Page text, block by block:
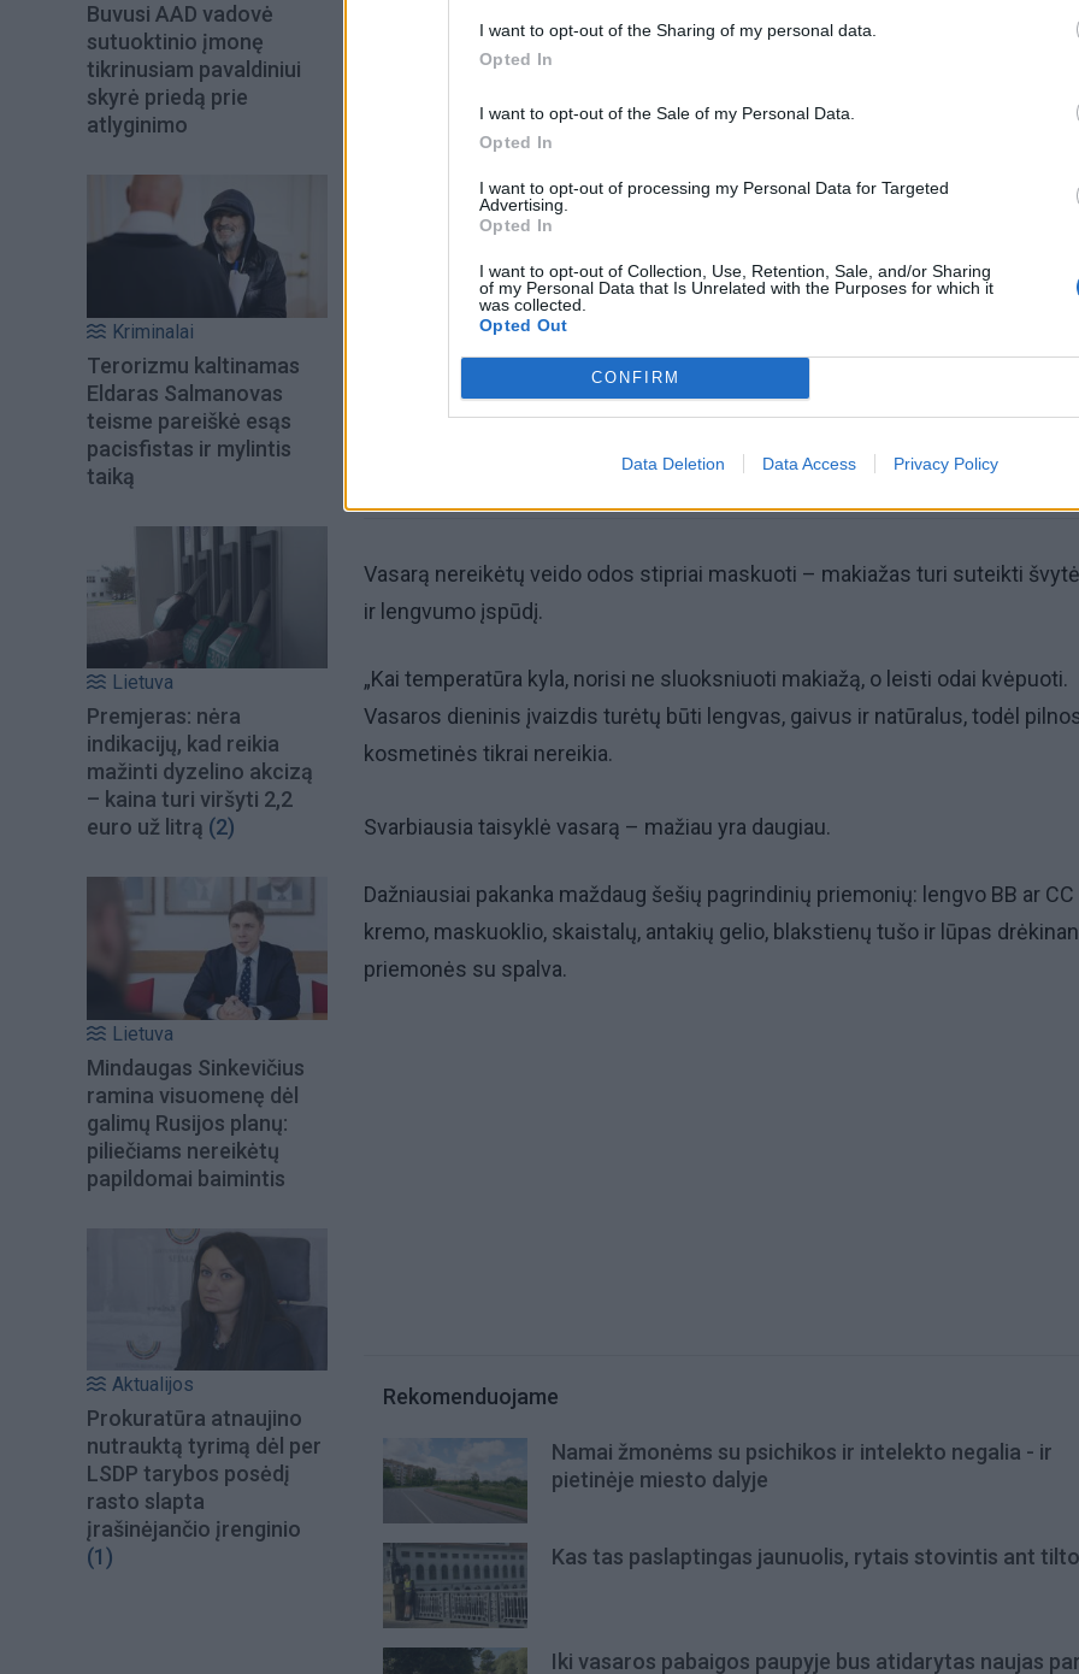
I want to opt-out of the Sharing of my personal data.
Opted In
I want to opt-out of the Sale of my Personal Data.
Opted In
I want to opt-out of processing my Personal Data for Targeted
Advertising.
Opted In
I want to opt-out of Collection, Use, Retention, Sale, and/or Sharing
of my Personal Data that Is Unrelated with the Purposes for which it
was collected.
Opted Out
CONFIRM
Data Deletion Data Access Privacy Policy
Buvusi AAD vadovė
sutuoktinio įmonę
tikrinusiam pavaldiniui
skyrė priedą prie
atlyginimo
Kriminalai
Terorizmu kaltinamas
Eldaras Salmanovas
teisme pareiškė esąs
pacisfistas ir mylintis
taiką
Lietuva
Premjeras: nėra
indikacijų, kad reikia
mažinti dyzelino akcizą
– kaina turi viršyti 2,2
euro už litrą (2)
Lietuva
Mindaugas Sinkevičius
ramina visuomenę dėl
galimų Rusijos planų:
piliečiams nereikėtų
papildomai baimintis
Aktualijos
Prokuratūra atnaujino
nutrauktą tyrimą dėl per
LSDP tarybos posėdį
rasto slapta
įrašinėjančio įrenginio
(1)
Aiškiaregės pranašystė: numatė katastrofišką karo
Plaukai mažiau riebaluosis: į šampūną tereikia įberti
Vasarą nereikėtų veido odos stipriai maskuoti – makiažas turi suteikti
ir lengvumo įspūdį.
„Kai temperatūra kyla, norisi ne sluoksniuoti makiažą, o leisti odai kvėpuoti.
Vasaros dieninis įvaizdis turėtų būti lengvas, gaivus ir natūralus, todėl
kosmetinės tikrai nereikia.
Svarbiausia taisyklė vasarą – mažiau yra daugiau.
Dažniausiai pakanka maždaug šešių pagrindinių priemonių: lengvo BB ar CC
kremo, maskuoklio, skaistalų, antakių gelio, blakstienų tušo ir lūpas
priemonės su spalva.
Rekomenduojame
Namai žmonėms su psichikos ir intelekto negalia - ir
pietinėje miesto dalyje
Kas tas paslaptingas jaunuolis, rytais stovintis ant
Iki vasaros pabaigos paupyje bus atidarytas naujas